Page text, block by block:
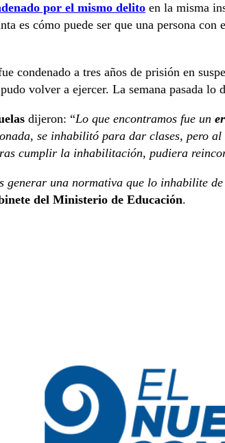
por el mismo delito en la misma
es cómo puede ser que una persona con
condenado a tres años de prisión en
volver a ejercer. La semana pasada lo
dijeron: “Lo que encontramos fue un
se inhabilitó para dar clases, pero
cumplir la inhabilitación, pudiera
generar una normativa que lo inhabilite
del Ministerio de Educación.